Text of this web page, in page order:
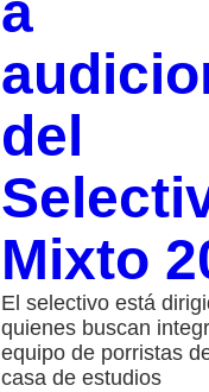
a
del
Mixto
El selectivo está
quienes buscan
equipo de porristas
casa de estudios